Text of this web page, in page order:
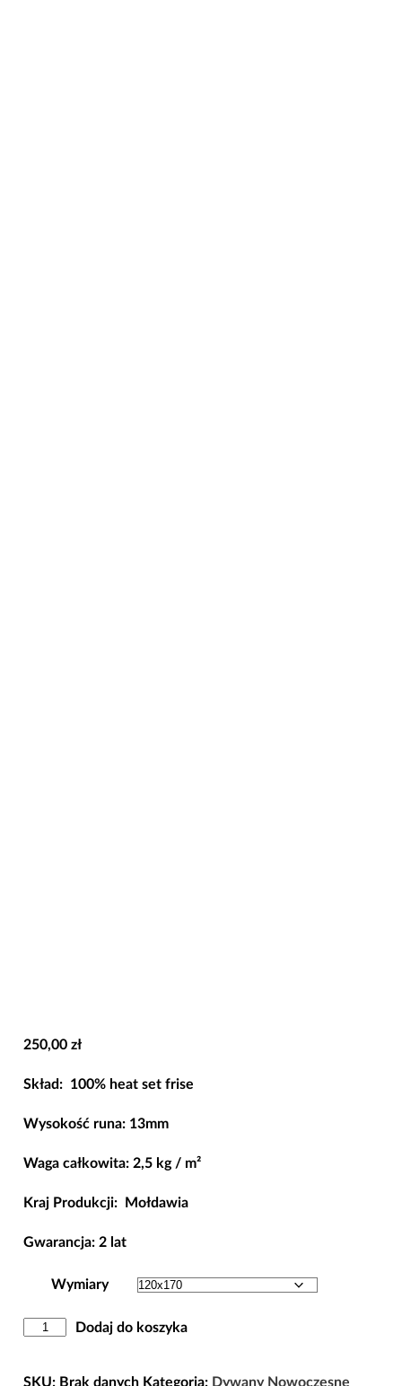
250,00 zł
Skład: 100% heat set frise
Wysokość runa: 13mm
Waga całkowita: 2,5 kg / m²
Kraj Produkcji: Mołdawia
Gwarancja: 2 lat
Wymiary
ilość
Adventure
Dodaj do koszyka
SKU: Brak danych Kategoria: Dywany Nowoczesne